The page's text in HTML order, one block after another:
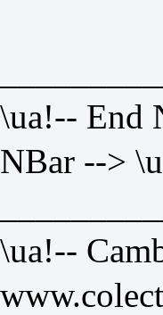
\ua!-- End
NBar -->
\ua!--